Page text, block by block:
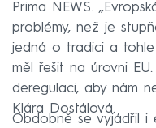
Prima NEWS.
problémy, než je
jedná o tradici a
měl řešit na úrovni
deregulaci, aby nám
Klára Dostálová.
Obdobně se vyjádřil i